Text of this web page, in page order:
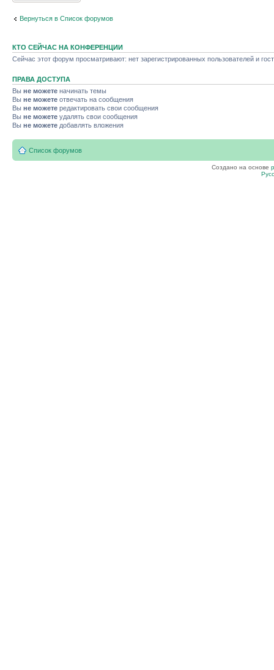
Вернуться в Список форумов
КТО СЕЙЧАС НА КОНФЕРЕНЦИИ
Сейчас этот форум просматривают: нет зарегистрированных пользователей и
ПРАВА ДОСТУПА
Вы не можете начинать темы
Вы не можете отвечать на сообщения
Вы не можете редактировать свои сообщения
Вы не можете удалять свои сообщения
Вы не можете добавлять вложения
Список форумов
Создано на основе